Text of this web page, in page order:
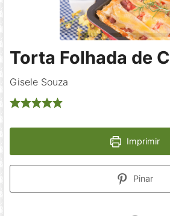
Torta Folhada de
Gisele Souza
Imprimir
Pinar